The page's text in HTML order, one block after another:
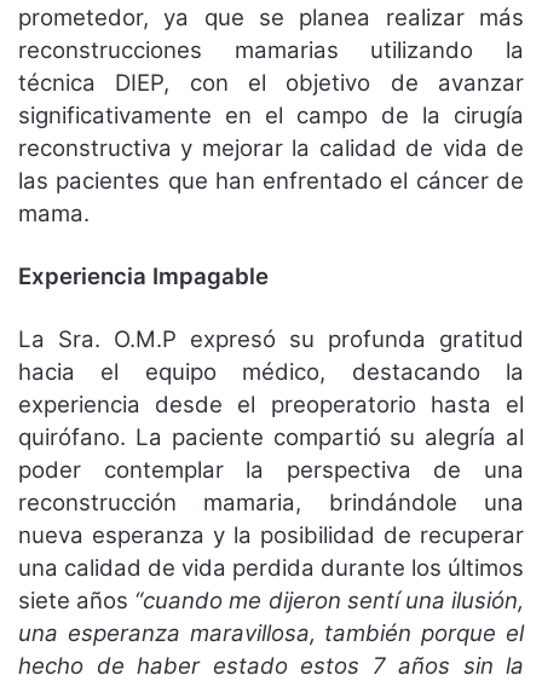
prometedor, ya que se planea realizar más
reconstrucciones mamarias utilizando la
técnica DIEP, con el objetivo de avanzar
significativamente en el campo de la cirugía
reconstructiva y mejorar la calidad de vida de
las pacientes que han enfrentado el cáncer de
mama.
Experiencia Impagable
La Sra. O.M.P expresó su profunda gratitud
hacia el equipo médico, destacando la
experiencia desde el preoperatorio hasta el
quirófano. La paciente compartió su alegría al
poder contemplar la perspectiva de una
reconstrucción mamaria, brindándole una
nueva esperanza y la posibilidad de recuperar
una calidad de vida perdida durante los últimos
siete años “cuando me dijeron sentí una ilusión,
una esperanza maravillosa, también porque el
hecho de haber estado estos 7 años sin la